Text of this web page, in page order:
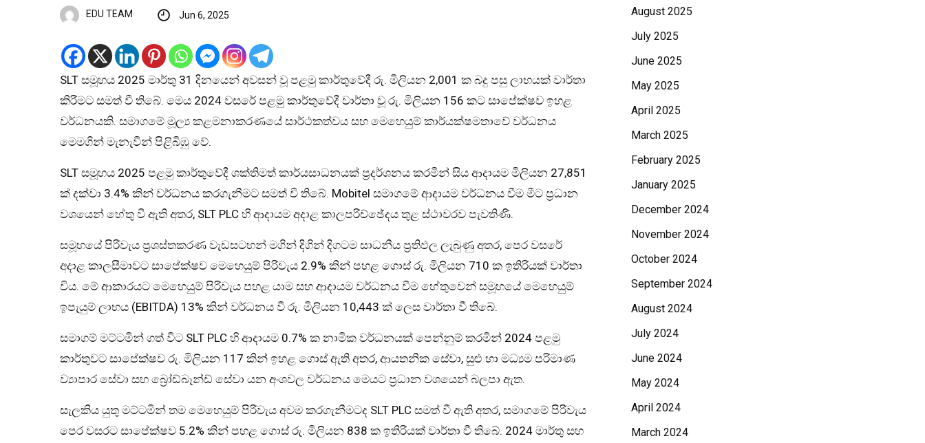
EDU TEAM Jun 6, 2025
SLT සමූහය 2025 මාර්තු 31 දිනයෙන් අවසන් වූ පළමු කාර්තුවේදී රු. මිලියන 2,001 ක බදු පසු ලාභයක් වාර්තා
කිරීමට සමත් වී තිබේ. මෙය 2024 වසරේ පළමු කාර්තුවේදී වාර්තා වූ රු. මිලියන 156 කට සාපේක්ෂව ඉහළ
වර්ධනයකි. සමාගමේ මූල්‍ය කළමනාකරණයේ සාර්ථකත්වය සහ මෙහෙයුම් කාර්යක්ෂමතාවේ වර්ධනය
මෙමගින් මැනැවින් පිළිබිඹු වේ.
SLT සමූහය 2025 පළමු කාර්තුවේදී ශක්තිමත් කාර්යසාධනයක් ප්‍රදර්ශනය කරමින් සිය ආදායම මිලියන 27,851
ක් දක්වා 3.4% කින් වර්ධනය කරගැනීමට සමත් වී තිබේ. Mobitel සමාගමේ ආදායම වර්ධනය වීම මීට ප්‍රධාන
වශයෙන් හේතු වී ඇති අතර, SLT PLC හි ආදායම අදාළ කාලපරිච්ඡේදය තුළ ස්ථාවරව පැවතිණි.
සමූහයේ පිරිවැය ප්‍රශස්තකරණ වැඩසටහන් මගින් දිගින් දිගටම සාධනීය ප්‍රතිඵල ලැබුණු අතර, පෙර වසරේ
අදාළ කාලසීමාවට සාපේක්ෂව මෙහෙයුම් පිරිවැය 2.9% කින් පහළ ගොස් රු. මිලියන 710 ක ඉතිරියක් වාර්තා
විය. මේ ආකාරයට මෙහෙයුම් පිරිවැය පහළ යාම සහ ආදායම වර්ධනය වීම හේතුවෙන් සමූහයේ මෙහෙයුම්
ඉපැයුම් ලාභය (EBITDA) 13% කින් වර්ධනය වී රු. මිලියන 10,443 ක් ලෙස වාර්තා වී තිබේ.
සමාගම් මට්ටමින් ගත් විට SLT PLC හි ආදායම 0.7% ක නාමික වර්ධනයක් පෙන්නුම් කරමින් 2024 පළමු
කාර්තුවට සාපේක්ෂව රු. මිලියන 117 කින් ඉහළ ගොස් ඇති අතර, ආයතනික සේවා, සුළු හා මධ්‍යම පරිමාණ
ව්‍යාපාර සේවා සහ බ්‍රෝඩ්බෑන්ඩ් සේවා යන අංශවල වර්ධනය මෙයට ප්‍රධාන වශයෙන් බලපා ඇත.
සැලකිය යුතු මට්ටමින් තම මෙහෙයුම් පිරිවැය අවම කරගැනීමටද SLT PLC සමත් වී ඇති අතර, සමාගමේ පිරිවැය
පෙර වසරට සාපේක්ෂව 5.2% කින් පහළ ගොස් රු. මිලියන 838 ක ඉතිරියක් වාර්තා වී තිබේ. 2024 මාර්තු සහ
August 2025
July 2025
June 2025
May 2025
April 2025
March 2025
February 2025
January 2025
December 2024
November 2024
October 2024
September 2024
August 2024
July 2024
June 2024
May 2024
April 2024
March 2024